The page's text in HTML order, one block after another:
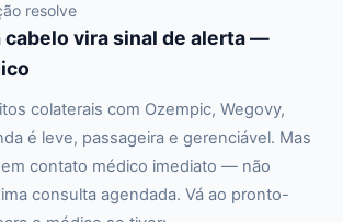
resolve
cabelo vira sinal de alerta —
colaterais com Ozempic, Wegovy,
é leve, passageira e gerenciável. Mas
contato médico imediato — não
consulta agendada. Vá ao pronto-